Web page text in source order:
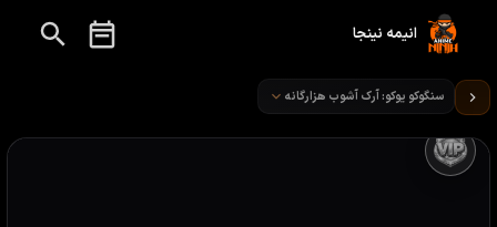
انیمه نینجا
تماشای انیمه سنگوکو یوک قسمت 16
سنگوکو یوکو: آرک آشوب هزارگانه